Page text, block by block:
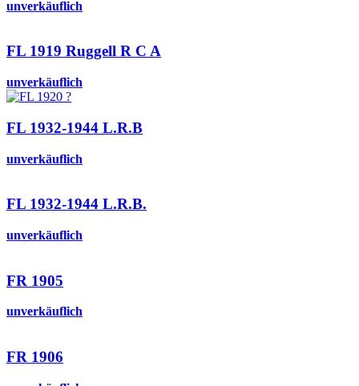
unverkäuflich
FL 1919 Ruggell R C A
unverkäuflich
FL 1932-1944 L.R.B
unverkäuflich
FL 1932-1944 L.R.B.
unverkäuflich
FR 1905
unverkäuflich
FR 1906